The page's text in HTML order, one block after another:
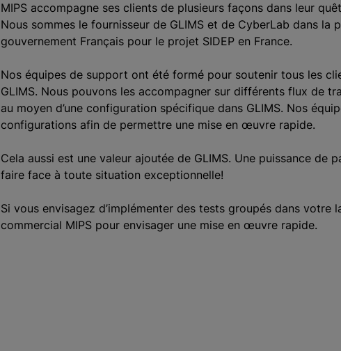
MIPS accompagne ses clients de plusieurs façons dans leur
Nous sommes le fournisseur de GLIMS et de CyberLab dans
gouvernement Français pour le projet SIDEP en France.
Nos équipes de support ont été formé pour soutenir tous les
GLIMS. Nous pouvons les accompagner sur différents flux de
au moyen d’une configuration spécifique dans GLIMS. Nos
configurations afin de permettre une mise en œuvre rapide.
Cela aussi est une valeur ajoutée de GLIMS. Une puissance de
faire face à toute situation exceptionnelle!
Si vous envisagez d’implémenter des tests groupés dans
commercial MIPS pour envisager une mise en œuvre rapide.